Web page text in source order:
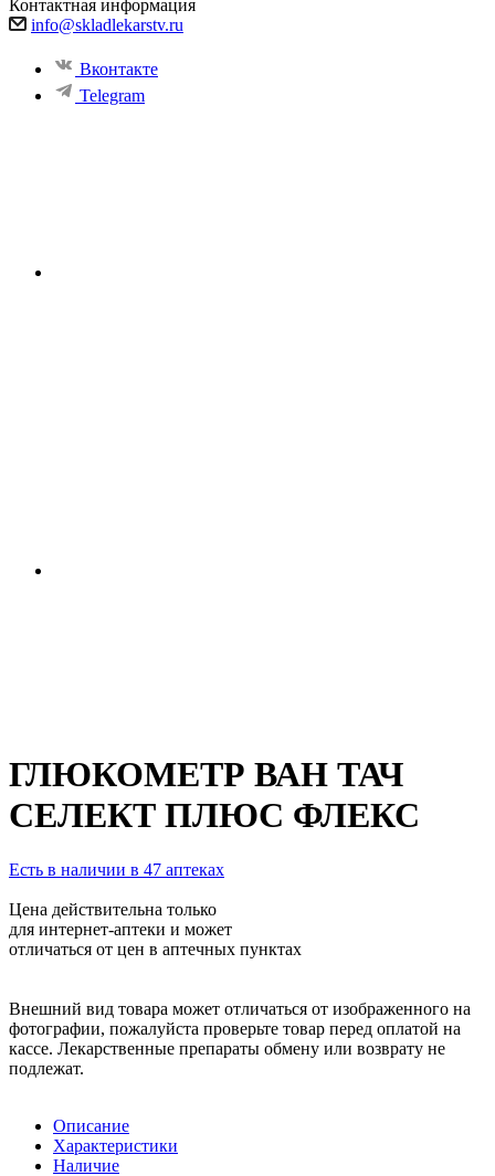
Контактная информация
info@skladlekarstv.ru
Вконтакте
Telegram
ГЛЮКОМЕТР ВАН ТАЧ
СЕЛЕКТ ПЛЮС ФЛЕКС
Есть в наличии в 47 аптеках
Цена действительна только
для интернет-аптеки и может
отличаться от цен в аптечных пунктах
Внешний вид товара может отличаться от изображенного на
фотографии, пожалуйста проверьте товар перед оплатой на
кассе. Лекарственные препараты обмену или возврату не
подлежат.
Описание
Характеристики
Наличие